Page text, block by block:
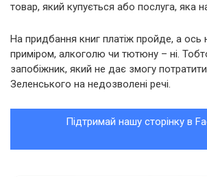
товар, який купується або послуга, яка
На придбання книг платіж пройде, а ось
приміром, алкоголю чи тютюну – ні.
запобіжник, який не дає змогу
Зеленського на недозволені речі.
Підтримай нашу сторінку в